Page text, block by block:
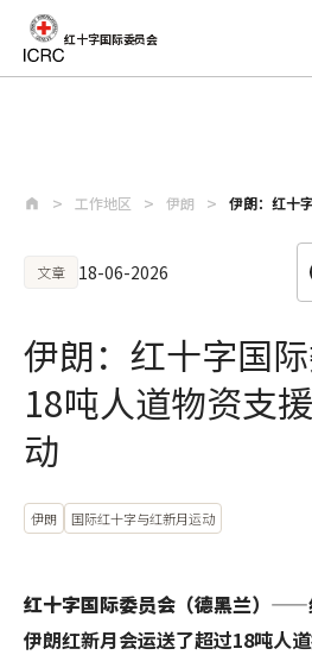
红十字国际委员会
工作地区 伊朗 伊朗：红十
文章 18-06-2026
伊朗：红十字国
18吨人道物资支
动
伊朗 国际红十字与红新月运动
红十字国际委员会（德黑兰） ——
伊朗红新月会运送了超过18吨人道